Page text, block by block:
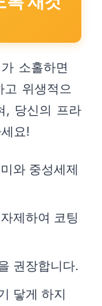
소홀하면
위생적으
, 당신의 프라
요!
와 중성세제
제하여 코팅
권장합니다.
닿게 하지